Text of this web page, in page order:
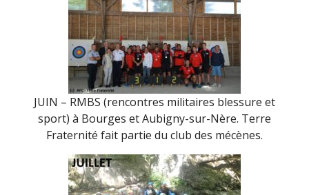
JUIN – RMBS (rencontres militaires blessure et
sport) à Bourges et Aubigny-sur-Nère. Terre
Fraternité fait partie du club des mécènes.